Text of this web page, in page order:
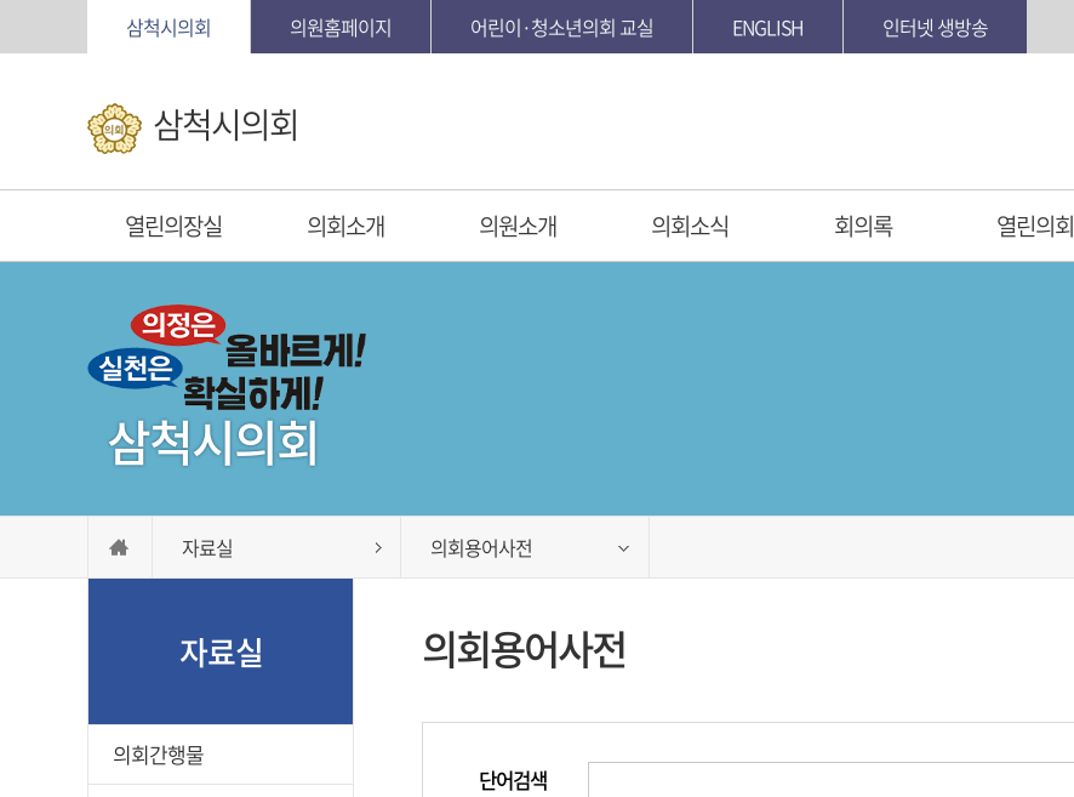
삼척시의회 의원홈페이지 어린이·청소년의회 교실 ENGLISH 인터넷 생방송
삼척시의회
열린의장실 의회소개 의원소개 의회소식 회의록 열린의회
삼척시의회
자료실 의회용어사전
자료실
의회간행물
의회용어사전
단어검색